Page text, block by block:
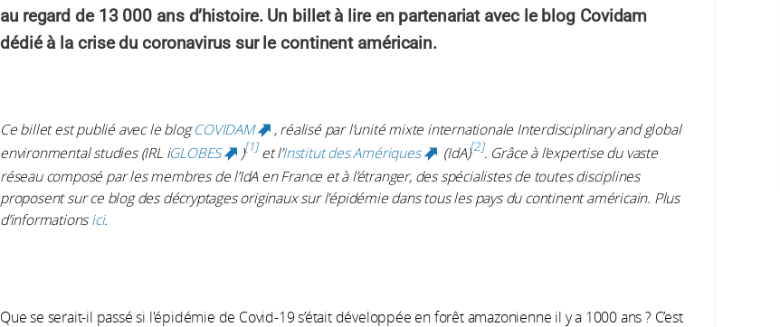
au regard de 13 000 ans d’histoire. Un billet à lire en partenariat avec le blog Covidam
dédié à la crise du coronavirus sur le continent américain.
Ce billet est publié avec le blogCOVIDAM (link is external)
, réalisé par l’unité mixte internationale Interdisciplinary and global
environmental studies (IRL iGLOBES (link is external)
) 1 et l’Institut des Amériques (link is external)
(IdA) 2 . Grâce à l’expertise du vaste
réseau composé par les membres de l’IdA en France et à l’étranger, des spécialistes de toutes disciplines
proposent sur ce blog des décryptages originaux sur l'épidémie dans tous les pays du continent américain. Plus
d’informations ici.
Que se serait-il passé si l'épidémie de Covid-19 s’était développée en forêt amazonienne il y a 1000 ans ? C’est